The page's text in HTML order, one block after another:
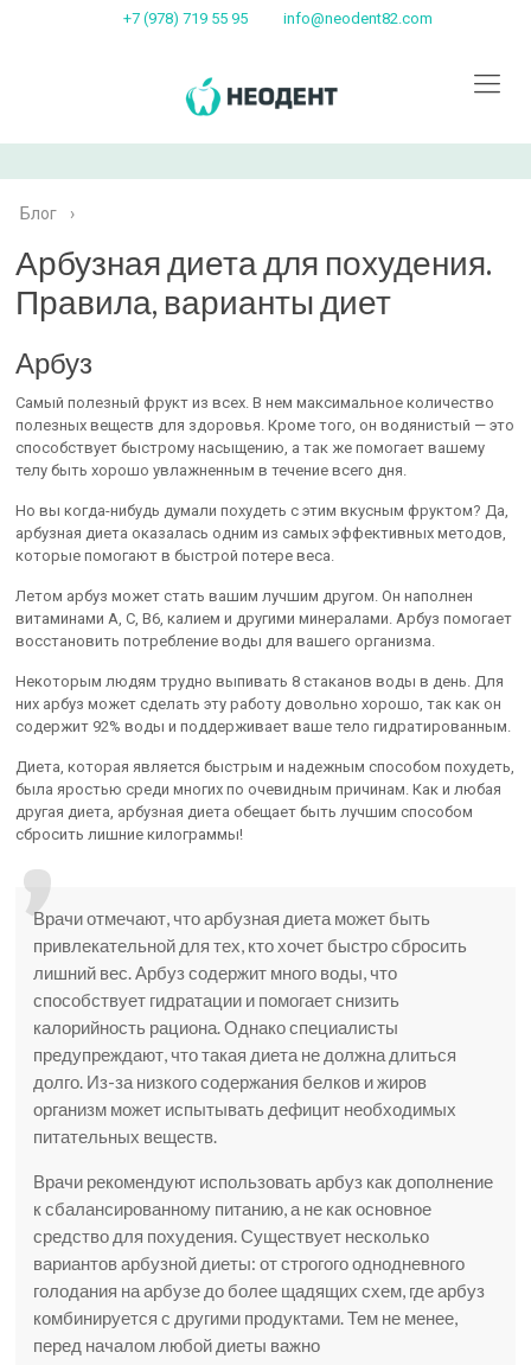
+7 (978) 719 55 95 info@neodent82.com
Блог ›
Арбузная диета для похудения.
Правила, варианты диет
Арбуз
Cамый полезный фрукт из всех. В нем максимальное количество
полезных веществ для здоровья. Кроме того, он водянистый — это
способствует быстрому насыщению, а так же помогает вашему
телу быть хорошо увлажненным в течение всего дня.
Но вы когда-нибудь думали похудеть с этим вкусным фруктом? Да,
арбузная диета оказалась одним из самых эффективных методов,
которые помогают в быстрой потере веса.
Летом арбуз может стать вашим лучшим другом. Он наполнен
витаминами А, С, В6, калием и другими минералами. Арбуз помогает
восстановить потребление воды для вашего организма.
Некоторым людям трудно выпивать 8 стаканов воды в день. Для
них арбуз может сделать эту работу довольно хорошо, так как он
содержит 92% воды и поддерживает ваше тело гидратированным.
Диета, которая является быстрым и надежным способом похудеть,
была яростью среди многих по очевидным причинам. Как и любая
другая диета, арбузная диета обещает быть лучшим способом
сбросить лишние килограммы!
Врачи отмечают, что арбузная диета может быть
привлекательной для тех, кто хочет быстро сбросить
лишний вес. Арбуз содержит много воды, что
способствует гидратации и помогает снизить
калорийность рациона. Однако специалисты
предупреждают, что такая диета не должна длиться
долго. Из-за низкого содержания белков и жиров
организм может испытывать дефицит необходимых
питательных веществ.
Врачи рекомендуют использовать арбуз как дополнение
к сбалансированному питанию, а не как основное
средство для похудения. Существует несколько
вариантов арбузной диеты: от строгого однодневного
голодания на арбузе до более щадящих схем, где арбуз
комбинируется с другими продуктами. Тем не менее,
перед началом любой диеты важно